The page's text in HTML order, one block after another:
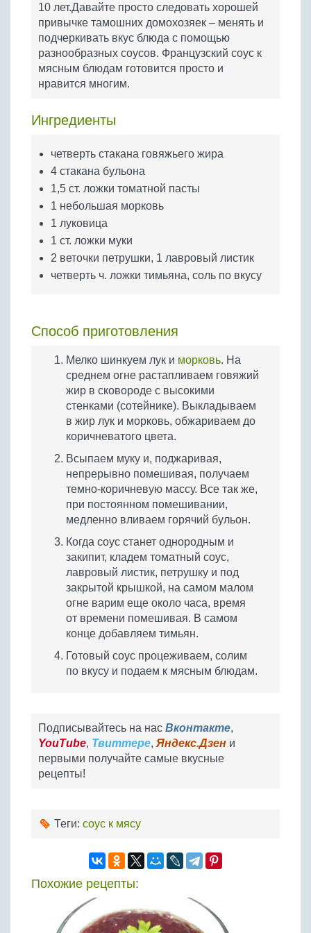
Бобовые
Яйца
Крупы
10 лет.Давайте просто следовать хорошей
привычке тамошних домохозяек – менять и
подчеркивать вкус блюда с помощью
разнообразных соусов. Французский соус к
мясным блюдам готовится просто и
нравится многим.
Ингредиенты
четверть стакана говяжьего жира
4 стакана бульона
1,5 ст. ложки томатной пасты
1 небольшая морковь
1 луковица
1 ст. ложки муки
2 веточки петрушки, 1 лавровый листик
четверть ч. ложки тимьяна, соль по вкусу
Способ приготовления
Мелко шинкуем лук и морковь. На
среднем огне растапливаем говяжий
жир в сковороде с высокими
стенками (сотейнике). Выкладываем
в жир лук и морковь, обжариваем до
коричневатого цвета.
Всыпаем муку и, поджаривая,
непрерывно помешивая, получаем
темно-коричневую массу. Все так же,
при постоянном помешивании,
медленно вливаем горячий бульон.
Когда соус станет однородным и
закипит, кладем томатный соус,
лавровый листик, петрушку и под
закрытой крышкой, на самом малом
огне варим еще около часа, время
от времени помешивая. В самом
конце добавляем тимьян.
Готовый соус процеживаем, солим
по вкусу и подаем к мясным блюдам.
Подписывайтесь на нас Вконтакте,
YouTube, Твиттере, Яндекс.Дзен и
первыми получайте самые вкусные
рецепты!
Теги: соус к мясу
Похожие рецепты: